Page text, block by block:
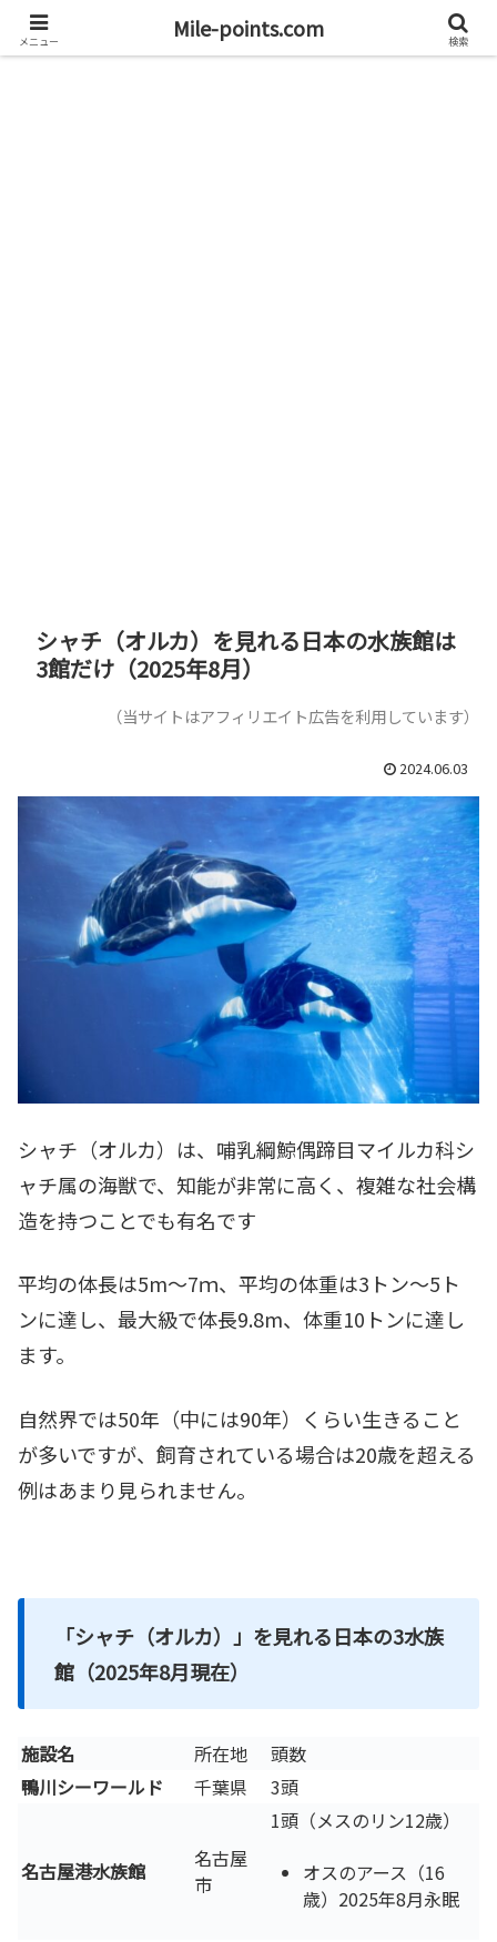
資産1億円を目指すブログと旅
シャチ（オルカ）を見れる日本の水族館は
3館だけ（2025年8月）
（当サイトはアフィリエイト広告を利用しています）
2024.06.03
シャチ（オルカ）は、哺乳綱鯨偶蹄目マイルカ科シ
ャチ属の海獣で、知能が非常に高く、複雑な社会構
造を持つことでも有名です
平均の体長は5m～7ｍ、平均の体重は3トン～5ト
ンに達し、最大級で体長9.8m、体重10トンに達し
ます。
自然界では50年（中には90年）くらい生きること
が多いですが、飼育されている場合は20歳を超える
例はあまり見られません。
「シャチ（オルカ）」を見れる日本の3水族
館（2025年8月現在）
施設名 所在地
頭数
鴨川シーワールド
千葉県 3頭
名古屋港水族館
名古屋
市
1頭（メスのリン12歳）
オスのアース（16
歳）2025年8月永眠
メニュー Mile-points.com 検索